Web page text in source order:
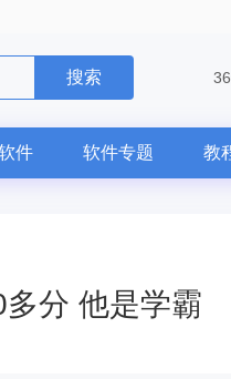
搜索
件 软件专题 教
分 他是学霸